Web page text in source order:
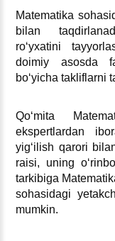
Matematika
bilan
roʻyхatini
doimiy asosda
boʻyicha takliflarni
Qoʻmita
ekspertlardan
yigʻilish qarori
raisi, uning
tarkibiga
sohasidagi
mumkin.